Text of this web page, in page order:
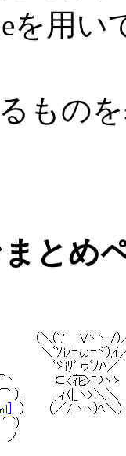
を用
もの
まとめ